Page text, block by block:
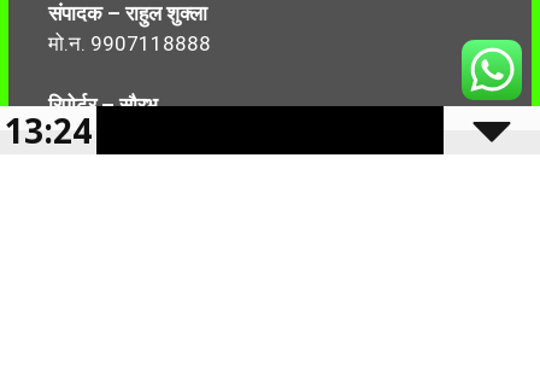
संपादक – राहुल शुक्ला
मो.न. 9907118888
रिपोर्टर – सौरभ
मो.न.-7499999906
13:24